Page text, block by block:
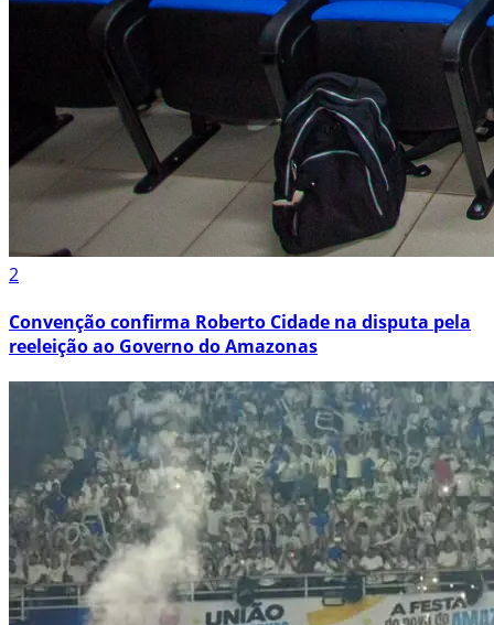
2
Convenção confirma Roberto Cidade na disputa pela
reeleição ao Governo do Amazonas